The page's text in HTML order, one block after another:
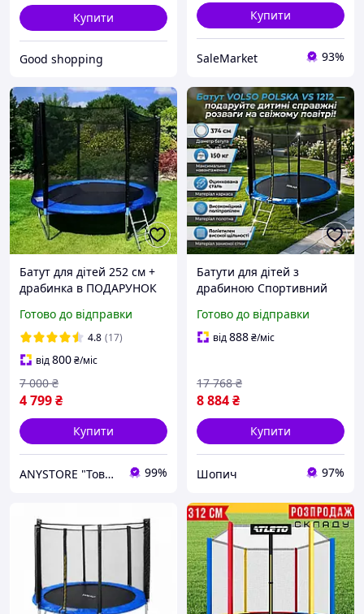
Купити
Good shopping
Купити
SaleMarket 93%
Батут для дітей 252 см +
драбинка в ПОДАРУНОК
для дачі дому вуличний
на пружинах Синій
Готово до відправки
4.8 (17)
від800₴/міс
4 799₴
7 000 ₴
Купити
ANYSTORE "Товари для дому та активного відпочинку" 99%
Батути для дітей з
драбиною Спортивний
до 150 кг Батут на дачу
374 см Батут для стрибків
Готово до відправки
від888₴/міс
8 884₴
17 768 ₴
Купити
Шопич 97%